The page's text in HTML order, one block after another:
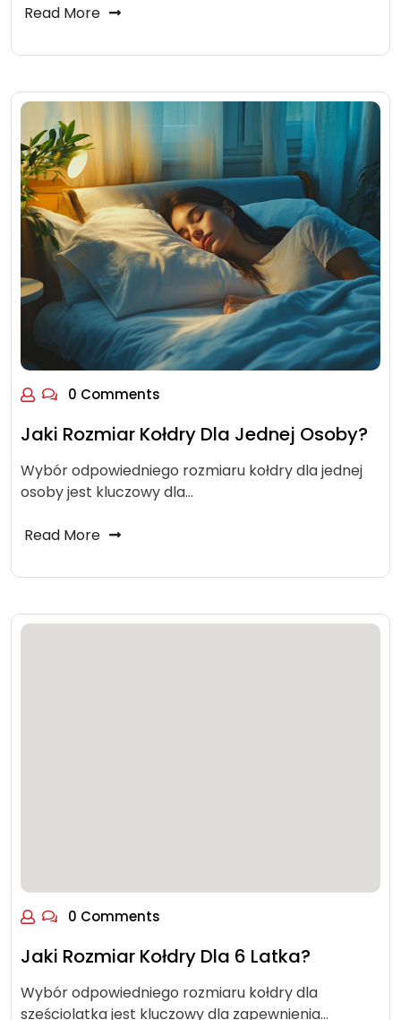
Read More
0 Comments
Jaki Rozmiar Kołdry Dla Jednej Osoby?
Wybór odpowiedniego rozmiaru kołdry dla jednej
osoby jest kluczowy dla…
Read More
0 Comments
Jaki Rozmiar Kołdry Dla 6 Latka?
Wybór odpowiedniego rozmiaru kołdry dla
sześciolatka jest kluczowy dla zapewnienia…